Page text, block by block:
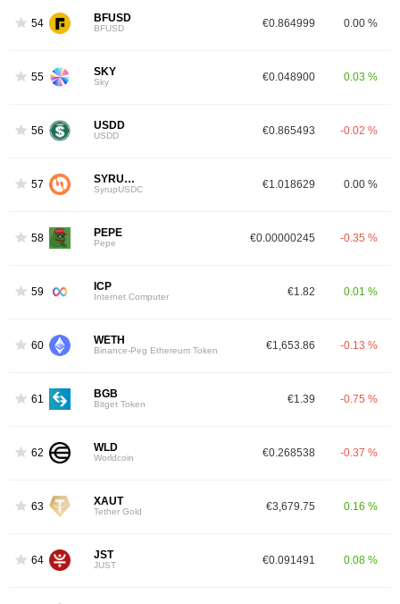
54 BFUSD
BFUSD €0.864999 0.00 %
55 SKY
Sky €0.048900 0.03 %
56 USDD
USDD €0.865493 -0.02 %
57 SYRUPUSDC
SyrupUSDC €1.018629 0.00 %
58 PEPE
Pepe €0.00000245 -0.35 %
59 ICP
Internet Computer €1.82 0.01 %
60 WETH
Binance-Peg Ethereum Token €1,653.86 -0.13 %
61 BGB
Bitget Token €1.39 -0.75 %
62 WLD
Worldcoin €0.268538 -0.37 %
63 XAUT
Tether Gold €3,679.75 0.16 %
64 JST
JUST €0.091491 0.08 %